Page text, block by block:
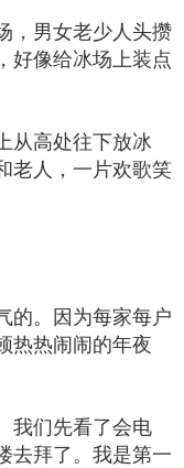
，男女老少人头攒
好像给冰场上装点
从高处往下放冰
老人，一片欢歌笑
的。因为每家每户
热热闹闹的年夜
我们先看了会电
去拜了。我是第一